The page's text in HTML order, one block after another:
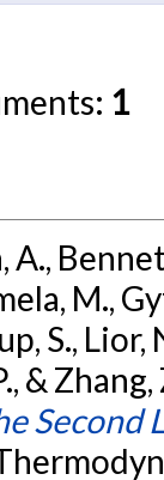
1
A.,
M.,
S., Lior,
&
Second